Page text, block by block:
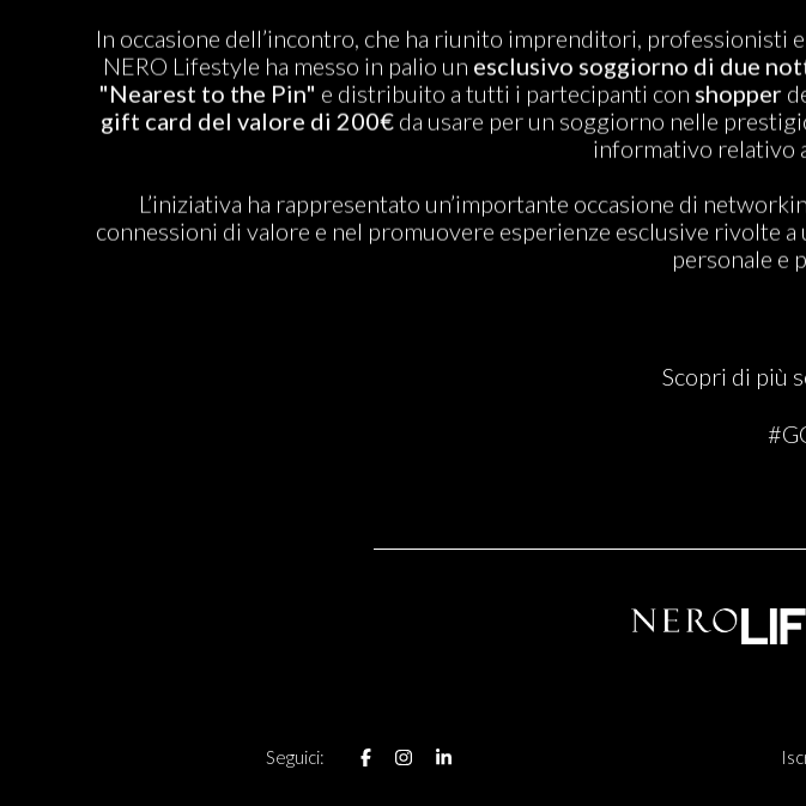
In occasione dell’incontro, che ha riunito imprenditori, professionisti
NERO Lifestyle ha messo in palio un esclusivo soggiorno di due
"Nearest to the Pin" e distribuito a tutti i partecipanti con shopper
gift card del valore di 200€da usare per un soggiorno nelle
informativo relativo
L’iniziativa ha rappresentato un’importante occasione di
connessioni di valore e nel promuovere esperienze esclusive rivolte
personale e
Scopri di più
Seguici: